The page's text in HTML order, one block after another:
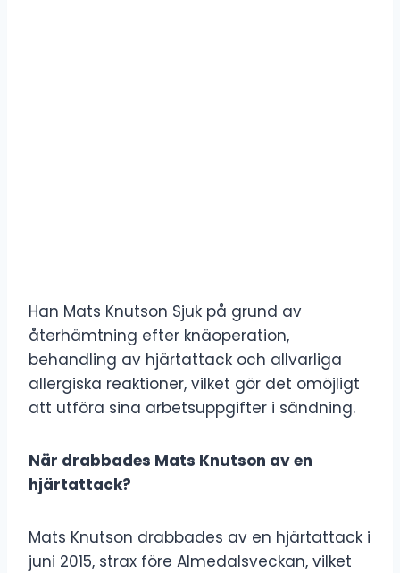
Han Mats Knutson Sjuk på grund av
återhämtning efter knäoperation,
behandling av hjärtattack och allvarliga
allergiska reaktioner, vilket gör det omöjligt
att utföra sina arbetsuppgifter i sändning.
När drabbades Mats Knutson av en
hjärtattack?
Mats Knutson drabbades av en hjärtattack i
juni 2015, strax före Almedalsveckan, vilket